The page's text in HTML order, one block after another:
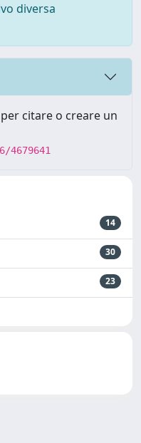
diversa
citare o creare un
14
30
23